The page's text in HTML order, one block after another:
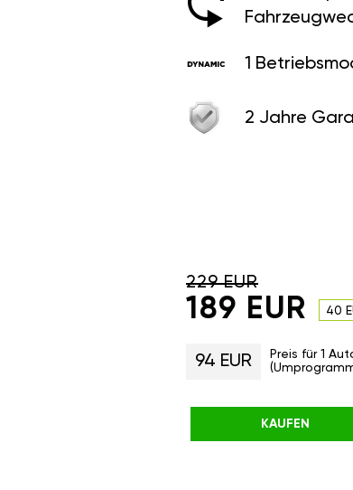
1
2 Jahre
229 EUR
189 EUR 40
94 EUR
Preis für 1
KAUFEN